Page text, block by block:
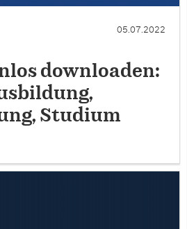
05.07.2022
downloaden:
Studium